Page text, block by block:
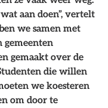
aan doen”, vertelt
we samen met
gemaakt over de
die willen
we koesteren
om door te